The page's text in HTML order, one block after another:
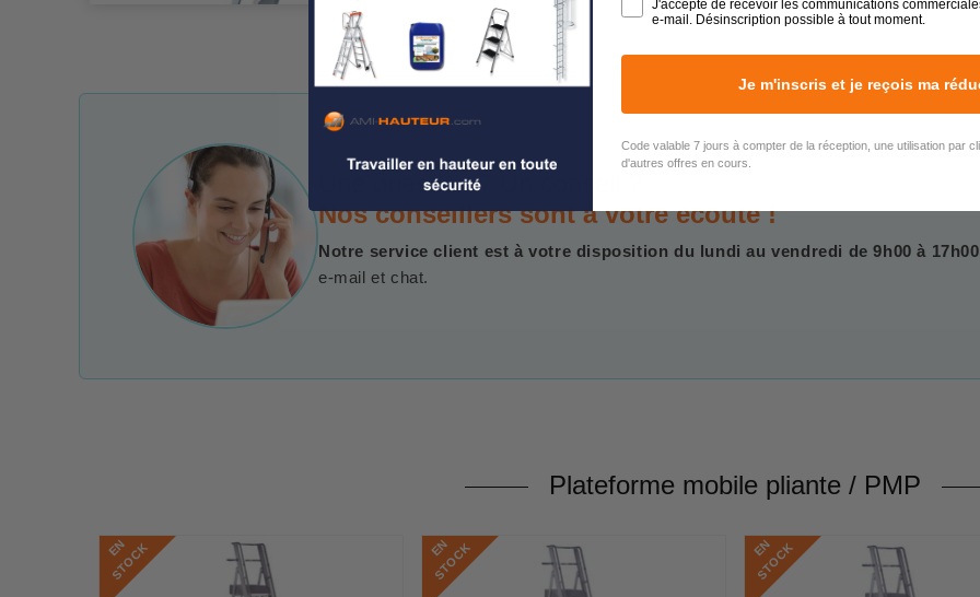
Une question ? Un conseil ?
Nos conseillers sont à votre écoute !
Notre service client est à votre disposition du lundi au vendredi de 9h00 à 17h00
e-mail et chat.
Plateforme mobile pliante / PMP
E
N
S
T
O
C
K E
N
S
T
O
C
K E
N
S
T
O
C
K
J'accepte de recevoir les communications
e-mail. Désinscription possible à tout moment.
Je m'inscris et je reçois ma
Code valable 7 jours à compter de la réception, une utilisation par
d'autres offres en cours.